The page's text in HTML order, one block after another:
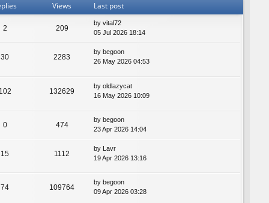
Views Last post
2 209
by vital72
05 Jul 2026 18:14
30 2283
by begoon
26 May 2026 04:53
102 132629
by oldlazycat
16 May 2026 10:09
0 474
by begoon
23 Apr 2026 14:04
15 1112
by Lavr
19 Apr 2026 13:16
74 109764
by begoon
09 Apr 2026 03:28